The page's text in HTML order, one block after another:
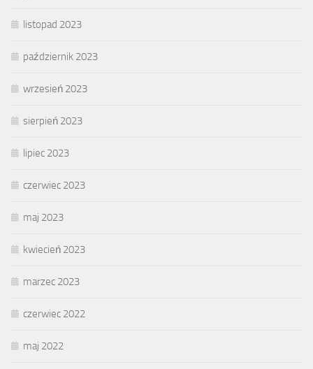
listopad 2023
październik 2023
wrzesień 2023
sierpień 2023
lipiec 2023
czerwiec 2023
maj 2023
kwiecień 2023
marzec 2023
czerwiec 2022
maj 2022